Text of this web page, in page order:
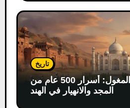
تاريخ
إمبراطورية المغول: أسرار 500 عام من
المجد والانهيار في الهند